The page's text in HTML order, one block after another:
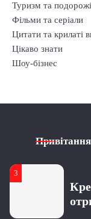
Туризм та подорожі
Фільми та серіали
Цитати та крилаті
Цікаво знати
Шоу-бізнес
Привітання
1
2
3
3